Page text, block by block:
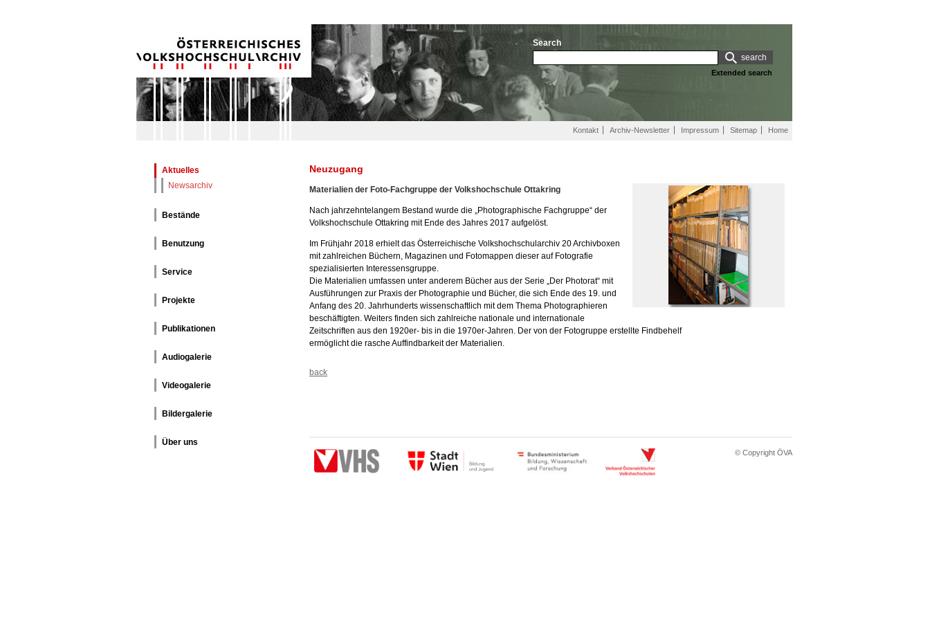
Search
Extended search
Kontakt Archiv-Newsletter Impressum Sitemap Home
Aktuelles
Newsarchiv
Bestände
Benutzung
Service
Projekte
Publikationen
Audiogalerie
Videogalerie
Bildergalerie
Über uns
Neuzugang
Materialien der Foto-Fachgruppe der Volkshochschule Ottakring
Nach jahrzehntelangem Bestand wurde die „Photographische Fachgruppe“ der
Volkshochschule Ottakring mit Ende des Jahres 2017 aufgelöst.
Im Frühjahr 2018 erhielt das Österreichische Volkshochschularchiv 20 Archivboxen
mit zahlreichen Büchern, Magazinen und Fotomappen dieser auf Fotografie
spezialisierten Interessensgruppe.
Die Materialien umfassen unter anderem Bücher aus der Serie „Der Photorat“ mit
Ausführungen zur Praxis der Photographie und Bücher, die sich Ende des 19. und
Anfang des 20. Jahrhunderts wissenschaftlich mit dem Thema Photographieren
beschäftigten. Weiters finden sich zahlreiche nationale und internationale
Zeitschriften aus den 1920er- bis in die 1970er-Jahren. Der von der Fotogruppe erstellte Findbehelf
ermöglicht die rasche Auffindbarkeit der Materialien.
back
© Copyright ÖVA